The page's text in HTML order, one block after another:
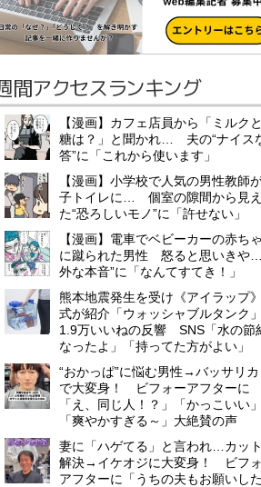
間アクセスランキング
【漫画】カフェ店員から「ミルク
糖は？」と聞かれ… 夫の“ナイス
答”に「これから使います」
【漫画】小学校で人気の男性教師
子トイレに… 個室の隙間から見え
た“恐ろしいモノ”に「許せない」
【漫画】電車でベビーカーの赤ち
に蹴られた男性 怒ると思いきや
外な本音”に「なんてすてき！」
熊本地震発生を受け《アイラップ
式が紹介「ウォッシャブルタンク
1.9万いいねの反響 SNS「水の節
なったよ」「持ってた方がよい」
“おかっぱ”に悩む男性→バッサリカ
で大変身！ ビフォーアフターに
「え、同じ人！？」「かっこいい」
「爽やかすぎる～」大絶賛の声
妻に「ハゲてる」と言われ…カッ
解決→イケオジに大変身！ ビフ
アフターに「うちの夫もお願いした